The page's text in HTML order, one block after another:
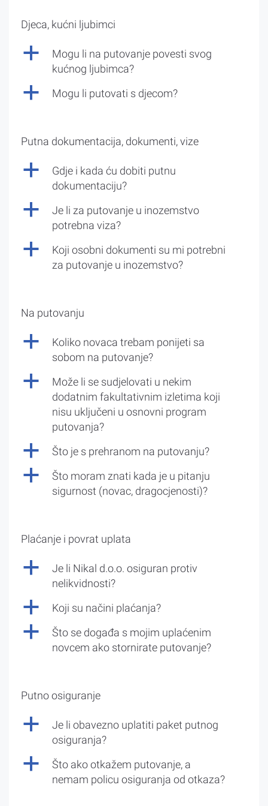
Djeca, kućni ljubimci
a
Mogu li na putovanje povesti svog
kućnog ljubimca?
a Mogu li putovati s djecom?
Putna dokumentacija, dokumenti, vize
a
Gdje i kada ću dobiti putnu
dokumentaciju?
a
Je li za putovanje u inozemstvo
potrebna viza?
a
Koji osobni dokumenti su mi potrebni
za putovanje u inozemstvo?
Na putovanju
a
Koliko novaca trebam ponijeti sa
sobom na putovanje?
a
Može li se sudjelovati u nekim
dodatnim fakultativnim izletima koji
nisu uključeni u osnovni program
putovanja?
a Što je s prehranom na putovanju?
a
Što moram znati kada je u pitanju
sigurnost (novac, dragocjenosti)?
Plaćanje i povrat uplata
a
Je li Nikal d.o.o. osiguran protiv
nelikvidnosti?
a Koji su načini plaćanja?
a
Što se događa s mojim uplaćenim
novcem ako stornirate putovanje?
Putno osiguranje
a
Je li obavezno uplatiti paket putnog
osiguranja?
a
Što ako otkažem putovanje, a
nemam policu osiguranja od otkaza?